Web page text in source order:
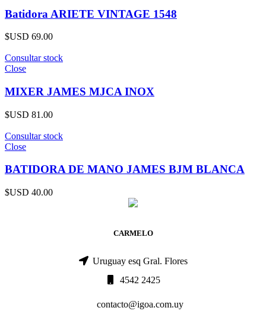
Batidora ARIETE VINTAGE 1548
$USD 69.00
Consultar stock
Close
MIXER JAMES MJCA INOX
$USD 81.00
Consultar stock
Close
BATIDORA DE MANO JAMES BJM BLANCA
$USD 40.00
CARMELO
Uruguay esq Gral. Flores
4542 2425
contacto@igoa.com.uy